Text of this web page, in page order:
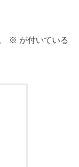
※ が付いている